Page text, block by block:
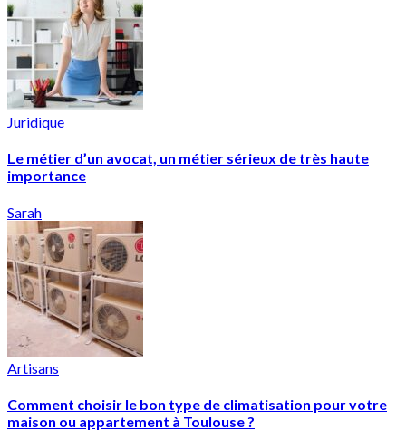
Juridique
Le métier d’un avocat, un métier sérieux de très haute
importance
Sarah
Artisans
Comment choisir le bon type de climatisation pour votre
maison ou appartement à Toulouse ?